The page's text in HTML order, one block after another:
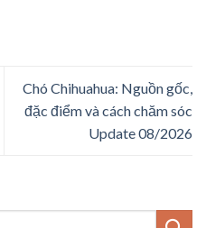
Chó Chihuahua: Nguồn gốc,
đặc điểm và cách chăm sóc
Update 08/2026